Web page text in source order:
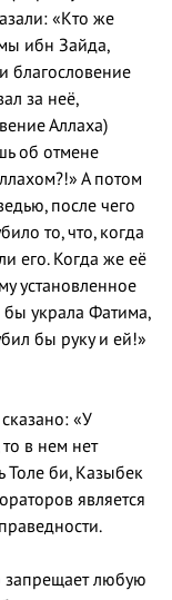
«Кто же
ибн Зайда,
благословение
за неё,
Аллаха)
об отмене
А потом
после чего
то, что, когда
его. Когда же её
установленное
бы украла Фатима,
бы руку и ей!»
«У
то в нем нет
Толе би, Казыбек
является
запрещает любую